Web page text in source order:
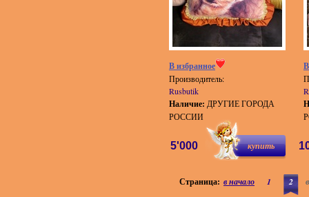
В избранное
Производитель:
Rusbutik
Наличие: ДРУГИЕ ГОРОДА
РОССИИ
купить
5'000
Страница: в начало 1 2